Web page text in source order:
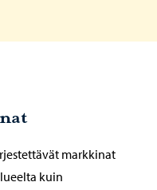
markkinat
kuin